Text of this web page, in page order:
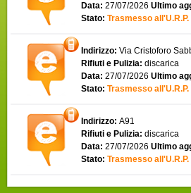
Data: 27/07/2026 Ultimo
Stato: Trasmesso all'U.R.P.
Indirizzo: Via Cristoforo
Rifiuti e Pulizia: discarica
Data: 27/07/2026 Ultimo
Stato: Trasmesso all'U.R.P.
Indirizzo: A91
Rifiuti e Pulizia: discarica
Data: 27/07/2026 Ultimo
Stato: Trasmesso all'U.R.P.